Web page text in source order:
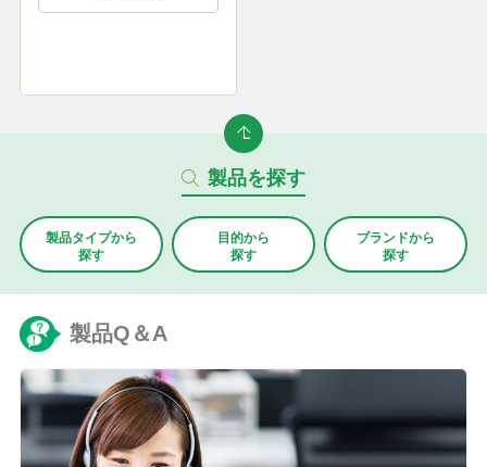
製品を探す
製品タイプから
探す
目的から
探す
ブランドから
探す
製品Q＆A